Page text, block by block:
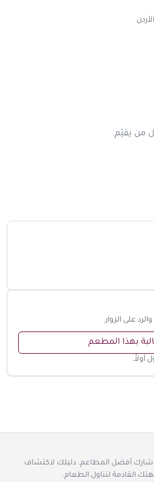
من يقيّم.
على الزوار.
بهذا المطعم
أولاً.
أفضل المطاعم. دليلك لاكتشاف
القادمة لتناول الطعام.